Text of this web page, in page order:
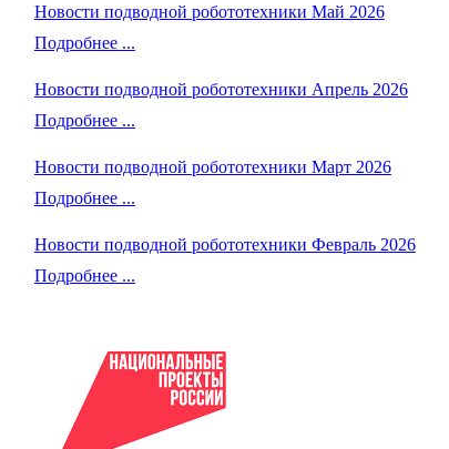
Новости подводной робототехники Май 2026
Подробнее ...
Новости подводной робототехники Апрель 2026
Подробнее ...
Новости подводной робототехники Март 2026
Подробнее ...
Новости подводной робототехники Февраль 2026
Подробнее ...